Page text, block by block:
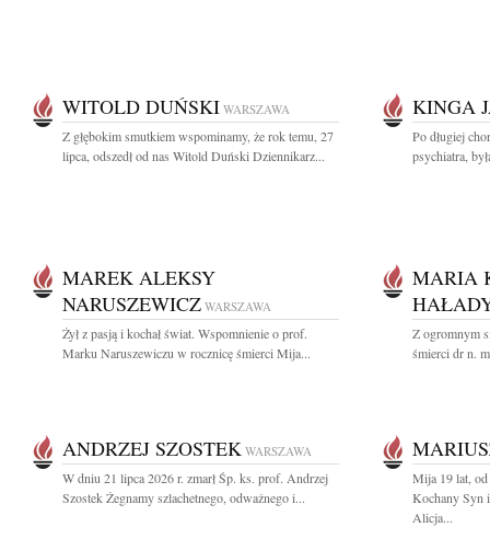
WITOLD DUŃSKI WARSZAWA
Z głębokim smutkiem wspominamy, że rok temu, 27
lipca, odszedł od nas Witold Duński Dziennikarz...
KINGA
Po długiej
psychiatra,
MAREK ALEKSY
NARUSZEWICZ WARSZAWA
Żył z pasją i kochał świat. Wspomnienie o prof.
Marku Naruszewiczu w rocznicę śmierci Mija...
MARIA
Z ogromnym
śmierci dr n.
ANDRZEJ SZOSTEK WARSZAWA
W dniu 21 lipca 2026 r. zmarł Śp. ks. prof. Andrzej
Szostek Żegnamy szlachetnego, odważnego i...
Mija 19 lat,
Kochany Syn
Alicja...